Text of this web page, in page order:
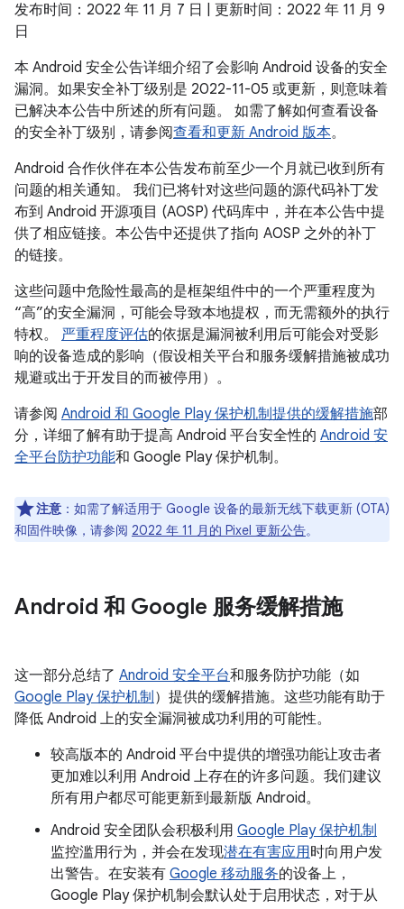
发布时间：2022 年 11 月 7 日 | 更新时间：2022 年 11 月 9
日
本 Android 安全公告详细介绍了会影响 Android 设备的安全
漏洞。如果安全补丁级别是 2022-11-05 或更新，则意味着
已解决本公告中所述的所有问题。 如需了解如何查看设备
的安全补丁级别，请参阅查看和更新 Android 版本。
Android 合作伙伴在本公告发布前至少一个月就已收到所有
问题的相关通知。 我们已将针对这些问题的源代码补丁发
布到 Android 开源项目 (AOSP) 代码库中，并在本公告中提
供了相应链接。本公告中还提供了指向 AOSP 之外的补丁
的链接。
这些问题中危险性最高的是框架组件中的一个严重程度为
“高”的安全漏洞，可能会导致本地提权，而无需额外的执行
特权。 严重程度评估的依据是漏洞被利用后可能会对受影
响的设备造成的影响（假设相关平台和服务缓解措施被成功
规避或出于开发目的而被停用）。
请参阅 Android 和 Google Play 保护机制提供的缓解措施部
分，详细了解有助于提高 Android 平台安全性的 Android 安
全平台防护功能和 Google Play 保护机制。
注意 ：如需了解适用于 Google 设备的最新无线下载更新 (OTA)
和固件映像，请参阅 2022 年 11 月的 Pixel 更新公告。
Android 和 Google 服务缓解措施
这一部分总结了 Android 安全平台和服务防护功能（如
Google Play 保护机制 ）提供的缓解措施。这些功能有助于
降低 Android 上的安全漏洞被成功利用的可能性。
较高版本的 Android 平台中提供的增强功能让攻击者
更加难以利用 Android 上存在的许多问题。我们建议
所有用户都尽可能更新到最新版 Android。
Android 安全团队会积极利用 Google Play 保护机制
监控滥用行为，并会在发现潜在有害应用时向用户发
出警告。在安装有 Google 移动服务的设备上，
Google Play 保护机制会默认处于启用状态，对于从